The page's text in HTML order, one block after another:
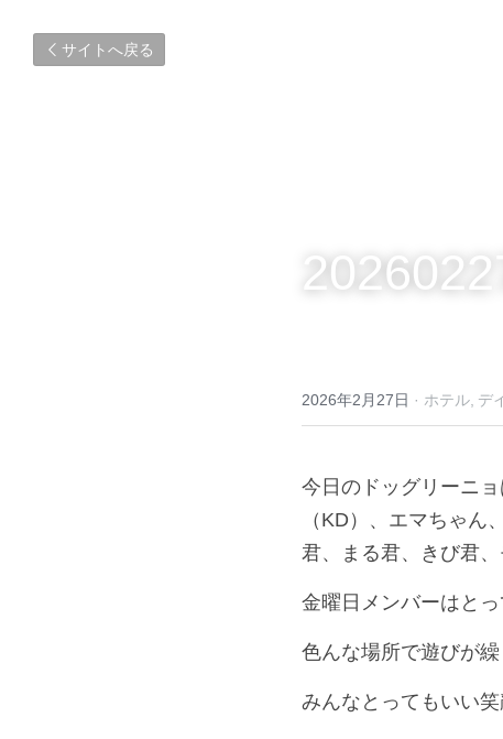
サイトへ戻る
2026年2月27日 · ホテル, デ
今日のドッグリーニ
（KD）、エマちゃん
君、まる君、きび君
金曜日メンバーはと
色んな場所で遊びが繰
みんなとってもいい笑